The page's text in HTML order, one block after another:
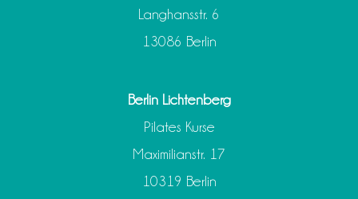
Langhansstr. 6
13086 Berlin
Berlin Lichtenberg
Pilates Kurse
Maximilianstr. 17
10319 Berlin